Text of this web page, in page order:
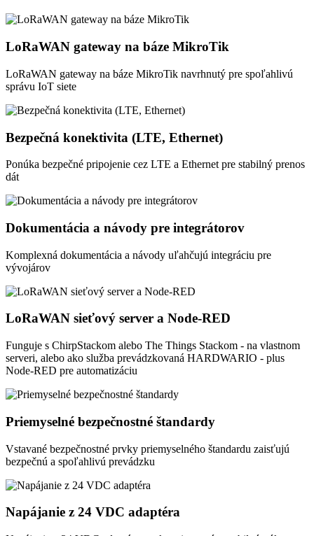
LoRaWAN gateway na báze MikroTik
LoRaWAN gateway na báze MikroTik navrhnutý pre spoľahlivú
správu IoT siete
Bezpečná konektivita (LTE, Ethernet)
Ponúka bezpečné pripojenie cez LTE a Ethernet pre stabilný prenos
dát
Dokumentácia a návody pre integrátorov
Komplexná dokumentácia a návody uľahčujú integráciu pre
vývojárov
LoRaWAN sieťový server a Node-RED
Funguje s ChirpStackom alebo The Things Stackom - na vlastnom
serveri, alebo ako služba prevádzkovaná HARDWARIO - plus
Node-RED pre automatizáciu
Priemyselné bezpečnostné štandardy
Vstavané bezpečnostné prvky priemyselného štandardu zaisťujú
bezpečnú a spoľahlivú prevádzku
Napájanie z 24 VDC adaptéra